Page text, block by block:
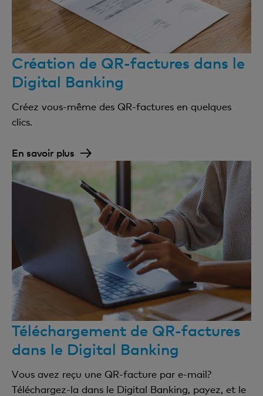
Création de QR-factures dans le
Digital Banking
Créez vous-même des QR-factures en quelques
clics.
En savoir plus
Téléchargement de QR-factures
dans le Digital Banking
Vous avez reçu une QR-facture par e-mail?
Téléchargez-la dans le Digital Banking, payez, et le